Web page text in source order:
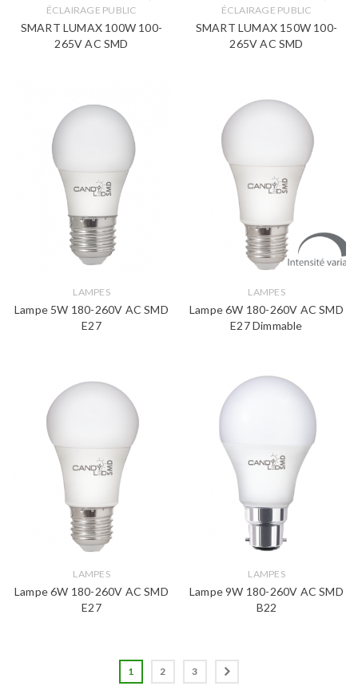
ÉCLAIRAGE PUBLIC
SMART LUMAX 100W 100-
265V AC SMD
ÉCLAIRAGE PUBLIC
SMART LUMAX 150W 100-
265V AC SMD
LAMPES
Lampe 5W 180-260V AC SMD
E27
LAMPES
Lampe 6W 180-260V AC SMD
E27 Dimmable
LAMPES
Lampe 6W 180-260V AC SMD
E27
LAMPES
Lampe 9W 180-260V AC SMD
B22
1 2 3